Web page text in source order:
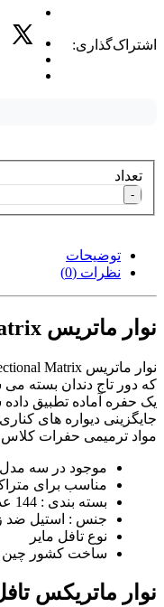
اشتراک‌گذاری:
تعداد
-
توضیحات
نظرات (0)
نوار ماتریس Temrex Sectional Matrix
که دور تاج دندان بسته می
یک حفره آماده تطبیق
جایگزینی دیواره های
مواد ترمیمی حفرات کلاس
موجود در سه مدل
مناسب برای
بسته بندی : 144 عددی
جنس : استیل ضد
نوع تافل مایر
ساخت کشور چین
نوار ماتریکس